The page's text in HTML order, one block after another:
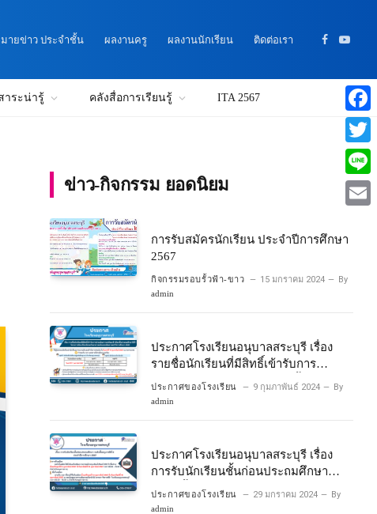
ายข่าว ประจำชั้น ผลงานครู ผลงานนักเรียน ติดต่อเรา
Facebook
าระน่ารู้ คลังสื่อการเรียนรู้ ITA 2567
ข่าว-กิจกรรม ยอดนิยม
การรับสมัครนักเรียน ประจำปีการศึกษา
2567
กิจกรรมรอบรั้วฟ้า-ขาว 15 มกราคม 2024 By
admin
ประกาศโรงเรียนอนุบาลสระบุรี เรื่อง
รายชื่อนักเรียนที่มีสิทธิ์เข้ารับการ
ประเมินความพร้อมเข้าเรียนชั้นประถม
ศึกษาปีที่ 1 โครงการห้องเรียนพิเศษ
ประกาศของโรงเรียน 9 กุมภาพันธ์ 2024 By
admin
ประกาศโรงเรียนอนุบาลสระบุรี เรื่อง
การรับนักเรียนชั้นก่อนประถมศึกษา
ระดับชั้นอนุบาลปีที่ 2 ประจําปีการศึกษา
2567
ประกาศของโรงเรียน 29 มกราคม 2024 By
admin
Line